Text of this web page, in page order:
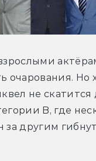
очарования. Но
не скатится
B, где
за другим